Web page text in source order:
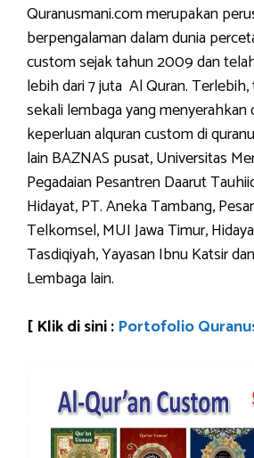
Quranusmani.com merupakan
berpengalaman dalam dunia
custom sejak tahun 2009 dan
lebih dari 7 juta Al Quran.
sekali lembaga yang menyerahkan
keperluan alquran custom di
lain BAZNAS pusat, Universitas
Pegadaian Pesantren Daarut
Hidayat, PT. Aneka Tambang,
Telkomsel, MUI Jawa Timur,
Tasdiqiyah, Yayasan Ibnu Katsir
Lembaga lain.
[ Klik di sini : Portofolio